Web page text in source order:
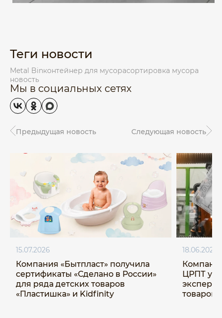
Теги новости
Metal Binконтейнер для мусорасортировка мусора
новость
Мы в социальных сетях
Предыдущая новость Следующая новость
15.07.2026
Компания «Бытпласт» получила
сертификаты «Сделано в России»
для ряда детских товаров
«Пластишка» и Kidfinity
18.06.2026
ЦРПТ
товаров